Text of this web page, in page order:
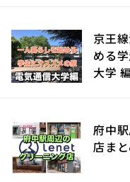
京王
める
大学
府中
店ま